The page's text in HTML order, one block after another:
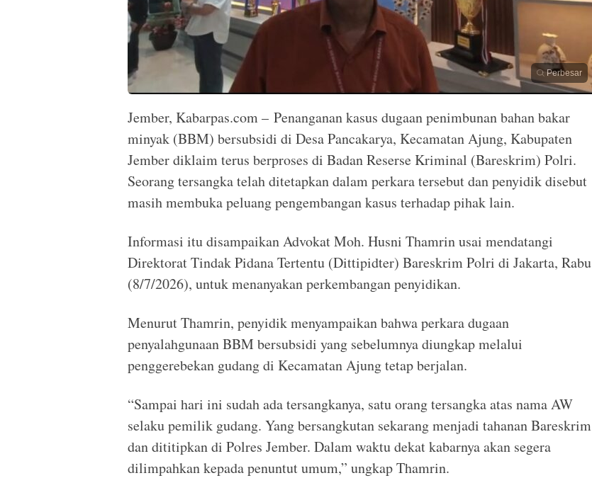
Perbesar
Jember, Kabarpas.com – Penanganan kasus dugaan penimbunan bahan bakar
minyak (BBM) bersubsidi di Desa Pancakarya, Kecamatan Ajung, Kabupaten
Jember diklaim terus berproses di Badan Reserse Kriminal (Bareskrim) Polri.
Seorang tersangka telah ditetapkan dalam perkara tersebut dan penyidik disebut
masih membuka peluang pengembangan kasus terhadap pihak lain.
Informasi itu disampaikan Advokat Moh. Husni Thamrin usai mendatangi
Direktorat Tindak Pidana Tertentu (Dittipidter) Bareskrim Polri di Jakarta, Rabu
(8/7/2026), untuk menanyakan perkembangan penyidikan.
Menurut Thamrin, penyidik menyampaikan bahwa perkara dugaan
penyalahgunaan BBM bersubsidi yang sebelumnya diungkap melalui
penggerebekan gudang di Kecamatan Ajung tetap berjalan.
“Sampai hari ini sudah ada tersangkanya, satu orang tersangka atas nama AW
selaku pemilik gudang. Yang bersangkutan sekarang menjadi tahanan Bareskrim
dan dititipkan di Polres Jember. Dalam waktu dekat kabarnya akan segera
dilimpahkan kepada penuntut umum,” ungkap Thamrin.